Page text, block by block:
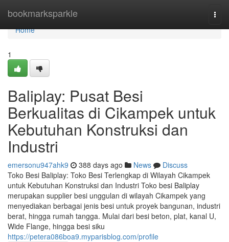
bookmarksparkle
Home
Home
1
Baliplay: Pusat Besi
Berkualitas di Cikampek untuk
Kebutuhan Konstruksi dan
Industri
emersonu947ahk9 388 days ago News
Discuss
Toko Besi Baliplay: Toko Besi Terlengkap di Wilayah Cikampek
untuk Kebutuhan Konstruksi dan Industri Toko besi Baliplay
merupakan supplier besi unggulan di wilayah Cikampek yang
menyediakan berbagai jenis besi untuk proyek bangunan, industri
berat, hingga rumah tangga. Mulai dari besi beton, plat, kanal U,
Wide Flange, hingga besi siku
https://petera086boa9.myparisblog.com/profile